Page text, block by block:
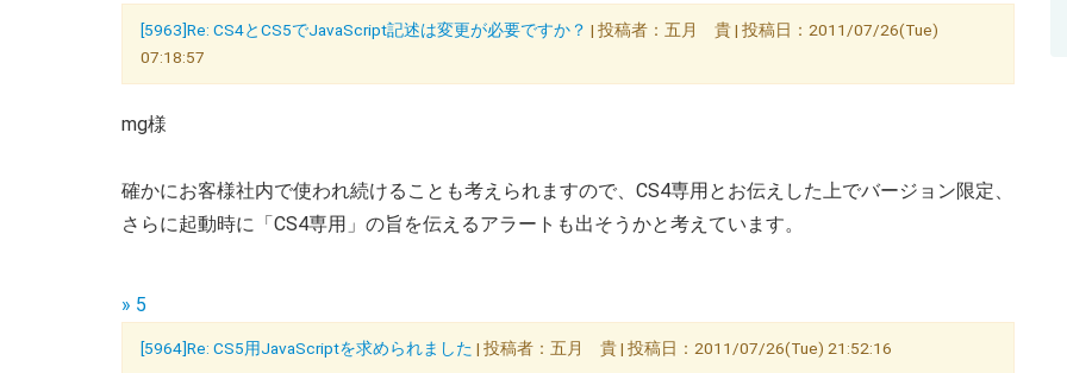
[5963]Re: CS4とCS5でJavaScript記述は変更が必要ですか？ | 投稿者：五月 貴 | 投稿日：2011/07/26(Tue)
07:18:57
mg様
確かにお客様社内で使われ続けることも考えられますので、CS4専用とお伝えした上でバージョン限定、
さらに起動時に「CS4専用」の旨を伝えるアラートも出そうかと考えています。
» 5
[5964]Re: CS5用JavaScriptを求められました | 投稿者：五月 貴 | 投稿日：2011/07/26(Tue) 21:52:16